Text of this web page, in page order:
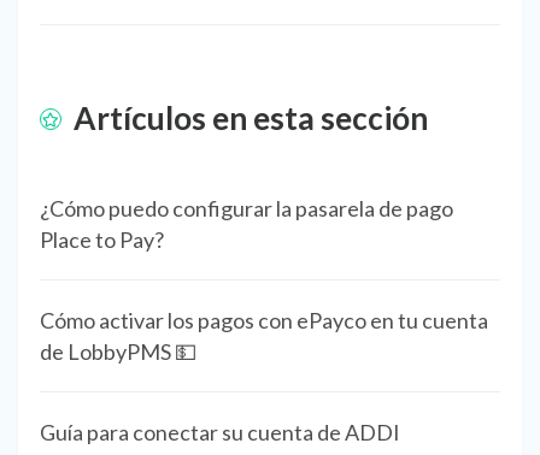
Artículos en esta sección
¿Cómo puedo configurar la pasarela de pago
Place to Pay?
Cómo activar los pagos con ePayco en tu cuenta
de LobbyPMS 💵
Guía para conectar su cuenta de ADDI